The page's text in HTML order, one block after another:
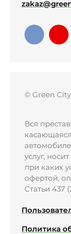
© Green
Вся
услуг,
при каких
офертой,
Статьи 437
Политика